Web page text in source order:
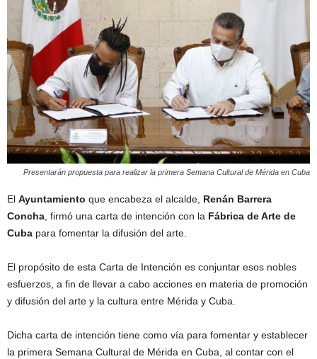
Presentarán propuesta para realizar la primera Semana Cultural de Mérida en Cuba
El Ayuntamiento que encabeza el alcalde, Renán Barrera
Concha, firmó una carta de intención con la Fábrica de Arte de
Cuba para fomentar la difusión del arte.
El propósito de esta Carta de Intención es conjuntar esos nobles
esfuerzos, a fin de llevar a cabo acciones en materia de promoción
y difusión del arte y la cultura entre Mérida y Cuba.
Dicha carta de intención tiene como vía para fomentar y establecer
la primera Semana Cultural de Mérida en Cuba, al contar con el